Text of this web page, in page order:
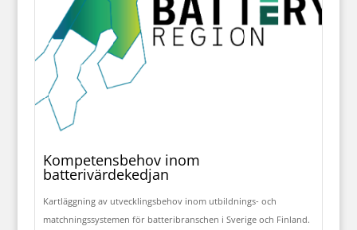
Kompetensbehov inom
batterivärdekedjan
Kartläggning av utvecklingsbehov inom utbildnings- och
matchningssystemen för batteribranschen i Sverige och Finland.